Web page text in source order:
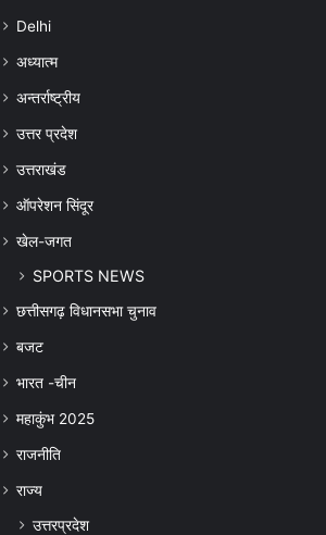
Delhi
अध्यात्म
अन्तर्राष्ट्रीय
उत्तर प्रदेश
उत्तराखंड
ऑपरेशन सिंदूर
खेल-जगत
SPORTS NEWS
छत्तीसगढ़ विधानसभा चुनाव
बजट
भारत -चीन
महाकुंभ 2025
राजनीति
राज्य
उत्तरप्रदेश